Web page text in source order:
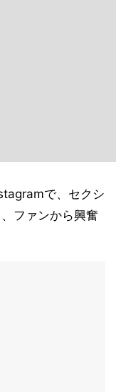
で、セクシ
ファンから興奮